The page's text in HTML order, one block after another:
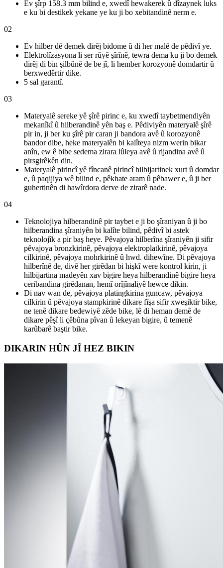
Ev şîrp 158.3 mm bilind e, xwedî hewakerek û dîzaynek luks
e ku bi destikek yekane ye ku ji bo xebitandinê nerm e.
02
Ev hilber dê demek dirêj bidome û di her malê de pêdivî ye.
Elektrolîzasyona li ser rûyê şîrînê, tewra dema ku ji bo demek
dirêj di bin şilbûnê de be jî, li hember korozyonê domdartir û
berxwedêrtir dike.
5 sal garantî.
03
Materyalê sereke yê şîrê pirinc e, ku xwedî taybetmendiyên
mekanîkî û hilberandinê yên baş e. Pêdiviyên materyalê şîrê
pir in, ji ber ku şîrê pir caran ji bandora avê û korozyonê
bandor dibe, heke materyalên bi kalîteya nizm werin bikar
anîn, ew ê bibe sedema zirara lûleya avê û rijandina avê û
pirsgirêkên din.
Materyalê pirincî yê fîncanê pirincî hilbijartinek xurt û domdar
e, û paqijiya wê bilind e, pêkhate aram û pêbawer e, û ji ber
guhertinên di hawîrdora derve de zirarê nade.
04
Teknolojiya hilberandinê pir taybet e ji bo şîraniyan û ji bo
hilberandina şîraniyên bi kalîte bilind, pêdivî bi astek
teknolojîk a pir baş heye. Pêvajoya hilberîna şîraniyên ji sifir
pêvajoya bronzkirinê, pêvajoya elektroplatkirinê, pêvajoya
cilkirinê, pêvajoya mohrkirinê û hwd. dihewîne. Di pêvajoya
hilberînê de, divê her girêdan bi hişkî were kontrol kirin, ji
hilbijartina madeyên xav bigire heya hilberandinê bigire heya
ceribandina girêdanan, hemî orîjînaliyê hewce dikin.
Di nav wan de, pêvajoya platingkirina guncaw, pêvajoya
cilkirin û pêvajoya stampkirinê dikare fîşa sifir xweşiktir bike,
ne tenê dikare bedewiyê zêde bike, lê di heman demê de
dikare pêşî li çêbûna pîvan û lekeyan bigire, û temenê
karûbarê baştir bike.
DIKARIN HÛN JÎ HEZ BIKIN